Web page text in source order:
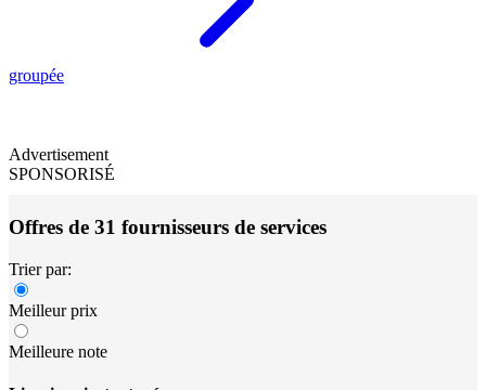
groupée
Advertisement
SPONSORISÉ
Offres de 31 fournisseurs de services
Trier par:
Meilleur prix
Meilleure note